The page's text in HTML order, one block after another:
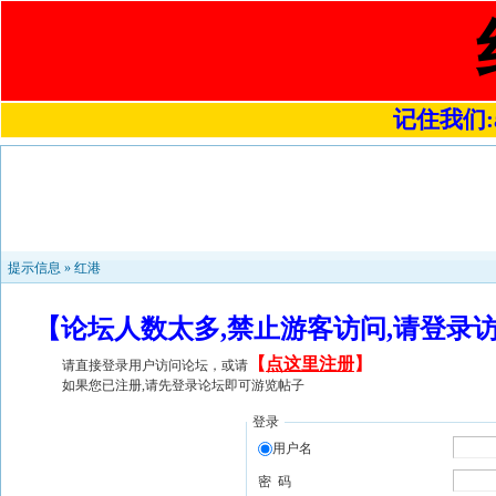
记住我们
提示信息 » 红港
【论坛人数太多,禁止游客访问,请登
请直接登录用户访问论坛，或请 【 点这里注册】
如果您已注册,请先登录论坛即可游览帖子
登录
用户名
密 码